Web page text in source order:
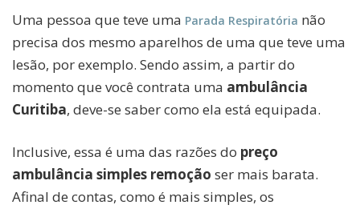
Uma pessoa que teve uma Parada Respiratória não
precisa dos mesmo aparelhos de uma que teve uma
lesão, por exemplo. Sendo assim, a partir do
momento que você contrata uma ambulância
Curitiba, deve-se saber como ela está equipada.
Inclusive, essa é uma das razões do preço
ambulância simples remoção ser mais barata.
Afinal de contas, como é mais simples, os